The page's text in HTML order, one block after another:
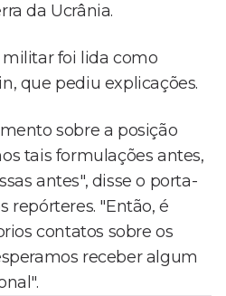
da Ucrânia.
foi lida como
que pediu explicações.
sobre a posição
tais formulações antes,
antes", disse o porta-
repórteres. "Então, é
contatos sobre os
receber algum